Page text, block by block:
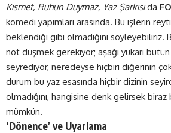
Kısmet, Ruhun Duymaz, Yaz Şarkısıda
komedi yapımları arasında. Bu işlerin
beklendiği gibi olmadığını söyleyebiliriz.
not düşmek gerekiyor; aşağı yukarı
seyrediyor, neredeyse hiçbiri diğerinin çok
durum bu yaz esasında hiçbir dizinin
olmadığını, hangisine denk gelirsek biraz
mümkün.
‘Dönence’ ve Uyarlama